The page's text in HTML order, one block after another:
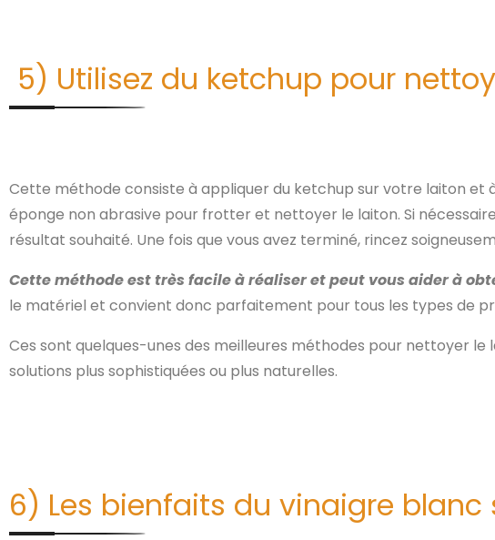
5) Utilisez du ketchup pour
Cette méthode consiste à appliquer du ketchup sur votre laiton et
éponge non abrasive pour frotter et nettoyer le laiton. Si
résultat souhaité. Une fois que vous avez terminé, rincez
Cette méthode est très facile à réaliser et peut vous aider à
le matériel et convient donc parfaitement pour tous les types de
Ces sont quelques-unes des meilleures méthodes pour nettoyer le
solutions plus sophistiquées ou plus naturelles.
6) Les bienfaits du vinaigre blanc